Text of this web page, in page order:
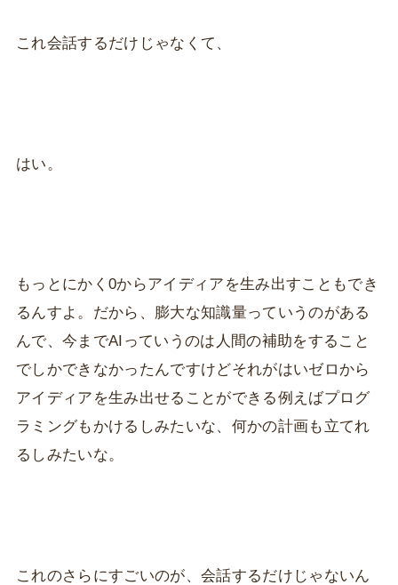
これ会話するだけじゃなくて、
はい。
もっとにかく0からアイディアを生み出すこともでき
るんすよ。だから、膨大な知識量っていうのがある
んで、今までAIっていうのは人間の補助をすること
でしかできなかったんですけどそれがはいゼロから
アイディアを生み出せることができる例えばプログ
ラミングもかけるしみたいな、何かの計画も立てれ
るしみたいな。
これのさらにすごいのが、会話するだけじゃないん